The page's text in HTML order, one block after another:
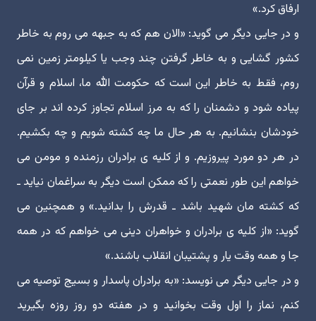
ارفاق کرد.»
و در جایی دیگر می گوید: «الان هم که به جبهه می روم به خاطر
کشور گشایی و به خاطر گرفتن چند وجب یا کیلومتر زمین نمی
روم، فقط به خاطر این است که حکومت الله ما، اسلام و قرآن
پیاده شود و دشمنان را که به مرز اسلام تجاوز کرده اند بر جای
خودشان بنشانیم. به هر حال ما چه کشته شویم و چه بکشیم.
در هر دو مورد پیروزیم. و از کلیه ی برادران رزمنده و مومن می
خواهم این طور نعمتی را که ممکن است دیگر به سراغمان نیاید ـ
که کشته مان شهید باشد ـ قدرش را بدانید.» و همچنین می
گوید: «از کلیه ی برادران و خواهران دینی می خواهم که در همه
جا و همه وقت یار و پشتیبان انقلاب باشند.»
و در جایی دیگر می نویسد: «به برادران پاسدار و بسیج توصیه می
کنم، نماز را اول وقت بخوانید و در هفته دو روز روزه بگیرید